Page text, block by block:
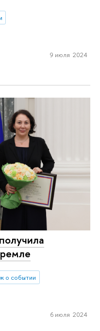
9 июля 2024
о событии
6 июля 2024